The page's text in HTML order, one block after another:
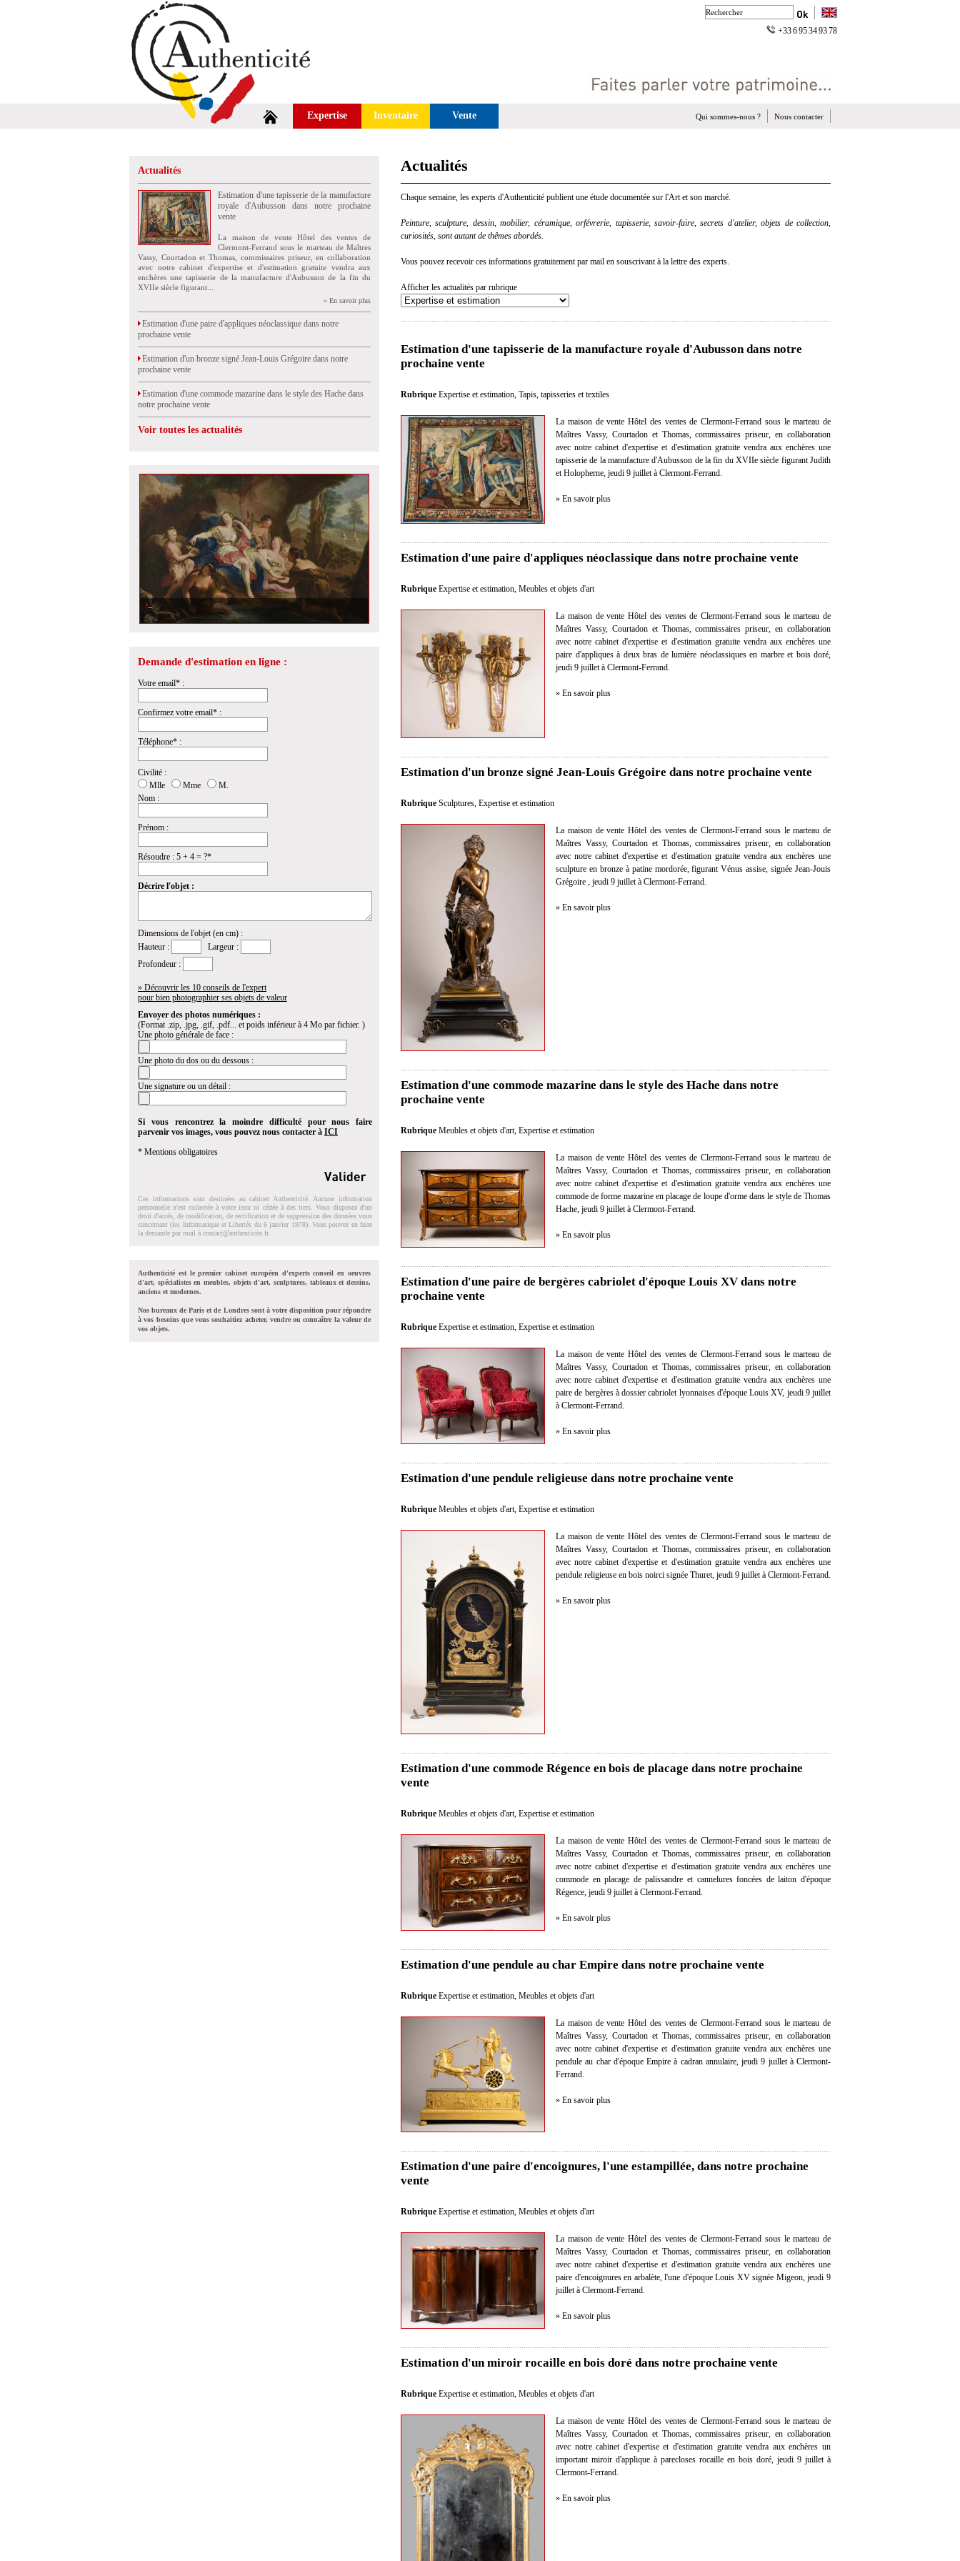
+33 6 95 34 93 78
Expertise Inventaire Vente Nous contacter
Qui sommes-nous ?
Actualités
Estimation d'une tapisserie de la manufacture
royale d'Aubusson dans notre prochaine
vente
La maison de vente Hôtel des ventes de
Clermont-Ferrand sous le marteau de Maîtres
Vassy, Courtadon et Thomas, commissaires priseur, en collaboration
avec notre cabinet d'expertise et d'estimation gratuite vendra aux
enchères une tapisserie de la manufacture d'Aubusson de la fin du
XVIIe siècle figurant...
» En savoir plus
Estimation d'une paire d'appliques néoclassique dans notre
prochaine vente
Estimation d'un bronze signé Jean-Louis Grégoire dans notre
prochaine vente
Estimation d'une commode mazarine dans le style des Hache dans
notre prochaine vente
Voir toutes les actualités
Estimation et vente d\'une peinture, Diane au bain
Demande d'estimation en ligne :
Votre email* :
Confirmez votre email* :
Téléphone* :
Civilité :
Mlle
Mme
M.
Nom :
Prénom :
Résoudre : 5 + 4 = ?*
Décrire l'objet :
Dimensions de l'objet (en cm) :
Hauteur :
Largeur :
Profondeur :
» Découvrir les 10 conseils de l'expert
pour bien photographier ses objets de valeur
Envoyer des photos numériques :
(Format .zip, .jpg, .gif, .pdf... et poids inférieur à 4 Mo par fichier. )
Une photo générale de face :
Une photo du dos ou du dessous :
Une signature ou un détail :
Si vous rencontrez la moindre difficulté pour nous faire
parvenir vos images, vous pouvez nous contacter à ICI
* Mentions obligatoires
Ces informations sont destinées au cabinet Authenticité. Aucune information
personnelle n'est collectée à votre insu ni cédée à des tiers. Vous disposez d'un
droit d'accés, de modification, de rectification et de suppression des données vous
concernant (loi Informatique et Libertés du 6 janvier 1978). Vous pouvez en faire
la demande par mail à contact@authenticite.fr.
Authenticité est le premier cabinet européen d'experts conseil en oeuvres
d'art, spécialistes en meubles, objets d'art, sculptures, tableaux et dessins,
anciens et modernes.
Nos bureaux de Paris et de Londres sont à votre disposition pour répondre
à vos besoins que vous souhaitiez acheter, vendre ou connaître la valeur de
vos objets.
Actualités
Chaque semaine, les experts d'Authenticité publient une étude documentée sur l'Art et son marché.
Peinture, sculpture, dessin, mobilier, céramique, orfévrerie, tapisserie, savoir-faire, secrets d'atelier, objets de collection,
curiosités, sont autant de thêmes abordés.
Vous pouvez recevoir ces informations gratuitement par mail en souscrivant à la lettre des experts.
Afficher les actualités par rubrique
Estimation d'une tapisserie de la manufacture royale d'Aubusson dans notre
prochaine vente
Rubrique Expertise et estimation, Tapis, tapisseries et textiles
La maison de vente Hôtel des ventes de Clermont-Ferrand sous le marteau de
Maîtres Vassy, Courtadon et Thomas, commissaires priseur, en collaboration
avec notre cabinet d'expertise et d'estimation gratuite vendra aux enchères une
tapisserie de la manufacture d'Aubusson de la fin du XVIIe siècle figurant Judith
et Holopherne, jeudi 9 juillet à Clermont-Ferrand.
» En savoir plus
Estimation d'une paire d'appliques néoclassique dans notre prochaine vente
Rubrique Expertise et estimation, Meubles et objets d'art
La maison de vente Hôtel des ventes de Clermont-Ferrand sous le marteau de
Maîtres Vassy, Courtadon et Thomas, commissaires priseur, en collaboration
avec notre cabinet d'expertise et d'estimation gratuite vendra aux enchères une
paire d'appliques à deux bras de lumière néoclassiques en marbre et bois doré,
jeudi 9 juillet à Clermont-Ferrand.
» En savoir plus
Estimation d'un bronze signé Jean-Louis Grégoire dans notre prochaine vente
Rubrique Sculptures Expertise et estimation
La maison de vente Hôtel des ventes de Clermont-Ferrand sous le marteau de
Maîtres Vassy, Courtadon et Thomas, commissaires priseur, en collaboration
avec notre cabinet d'expertise et d'estimation gratuite vendra aux enchères une
sculpture en bronze à patine mordorée, figurant Vénus assise, signée Jean-Jouis
Grégoire , jeudi 9 juillet à Clermont-Ferrand.
» En savoir plus
Estimation d'une commode mazarine dans le style des Hache dans notre
prochaine vente
Rubrique Meubles et objets d'art, Expertise et estimation
La maison de vente Hôtel des ventes de Clermont-Ferrand sous le marteau de
Maîtres Vassy, Courtadon et Thomas, commissaires priseur, en collaboration
avec notre cabinet d'expertise et d'estimation gratuite vendra aux enchères une
commode de forme mazarine en placage de loupe d'orme dans le style de Thomas
Hache, jeudi 9 juillet à Clermont-Ferrand.
» En savoir plus
Estimation d'une paire de bergères cabriolet d'époque Louis XV dans notre
prochaine vente
Rubrique Expertise et estimation, Expertise et estimation
La maison de vente Hôtel des ventes de Clermont-Ferrand sous le marteau de
Maîtres Vassy, Courtadon et Thomas, commissaires priseur, en collaboration
avec notre cabinet d'expertise et d'estimation gratuite vendra aux enchères une
paire de bergères à dossier cabriolet lyonnaises d'époque Louis XV, jeudi 9 juillet
à Clermont-Ferrand.
» En savoir plus
Estimation d'une pendule religieuse dans notre prochaine vente
Rubrique Meubles et objets d'art, Expertise et estimation
La maison de vente Hôtel des ventes de Clermont-Ferrand sous le marteau de
Maîtres Vassy, Courtadon et Thomas, commissaires priseur, en collaboration
avec notre cabinet d'expertise et d'estimation gratuite vendra aux enchères une
pendule religieuse en bois noirci signée Thuret, jeudi 9 juillet à Clermont-Ferrand.
» En savoir plus
Estimation d'une commode Régence en bois de placage dans notre prochaine
vente
Rubrique Meubles et objets d'art, Expertise et estimation
La maison de vente Hôtel des ventes de Clermont-Ferrand sous le marteau de
Maîtres Vassy, Courtadon et Thomas, commissaires priseur, en collaboration
avec notre cabinet d'expertise et d'estimation gratuite vendra aux enchères une
commode en placage de palissandre et cannelures foncées de laiton d'époque
Régence, jeudi 9 juillet à Clermont-Ferrand.
» En savoir plus
Estimation d'une pendule au char Empire dans notre prochaine vente
Rubrique Expertise et estimation, Meubles et objets d'art
La maison de vente Hôtel des ventes de Clermont-Ferrand sous le marteau de
Maîtres Vassy, Courtadon et Thomas, commissaires priseur, en collaboration
avec notre cabinet d'expertise et d'estimation gratuite vendra aux enchères une
pendule au char d'époque Empire à cadran annulaire, jeudi 9 juillet à Clermont-
Ferrand.
» En savoir plus
Estimation d'une paire d'encoignures, l'une estampillée, dans notre prochaine
vente
Rubrique Expertise et estimation, Meubles et objets d'art
La maison de vente Hôtel des ventes de Clermont-Ferrand sous le marteau de
Maîtres Vassy, Courtadon et Thomas, commissaires priseur, en collaboration
avec notre cabinet d'expertise et d'estimation gratuite vendra aux enchères une
paire d'encoignures en arbalète, l'une d'époque Louis XV signée Migeon, jeudi 9
juillet à Clermont-Ferrand.
» En savoir plus
Estimation d'un miroir rocaille en bois doré dans notre prochaine vente
Rubrique Expertise et estimation, Meubles et objets d'art
La maison de vente Hôtel des ventes de Clermont-Ferrand sous le marteau de
Maîtres Vassy, Courtadon et Thomas, commissaires priseur, en collaboration
avec notre cabinet d'expertise et d'estimation gratuite vendra aux enchères un
important miroir d'applique à parecloses rocaille en bois doré, jeudi 9 juillet à
Clermont-Ferrand.
» En savoir plus